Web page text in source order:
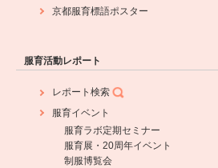
京都服育標語ポスター
服育活動レポート
レポート検索
服育イベント
服育ラボ定期セミナー
服育展・20周年イベント
制服博覧会